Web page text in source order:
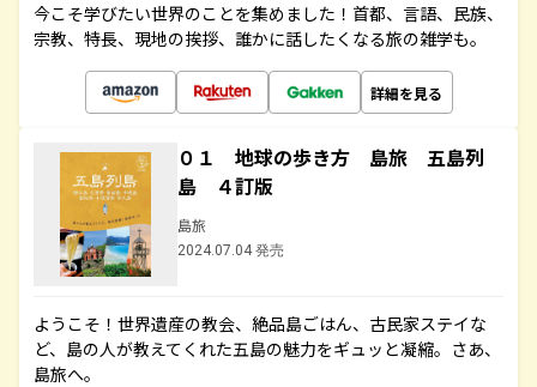
今こそ学びたい世界のことを集めました！首都、言語、民族、
宗教、特長、現地の挨拶、誰かに話したくなる旅の雑学も。
詳細を見る
０１ 地球の歩き方 島旅 五島列
島 ４訂版
島旅
2024.07.04 発売
ようこそ！世界遺産の教会、絶品島ごはん、古民家ステイな
ど、島の人が教えてくれた五島の魅力をギュッと凝縮。さあ、
島旅へ。